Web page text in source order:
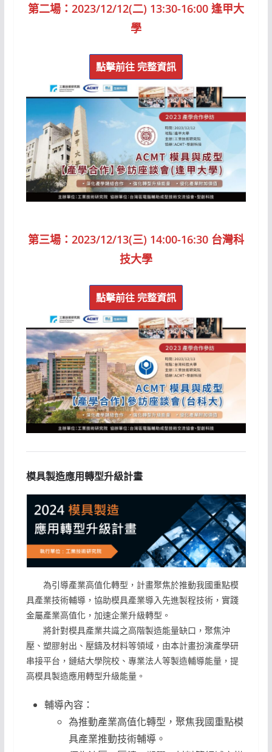
第二場： 2023/12/12(二) 13:30-16:00 逢甲大
學
點擊前往完整資訊
第三場： 2023/12/13(三) 14:00-16:30 台灣科
技大學
點擊前往完整資訊
模具製造應用轉型升級計畫
為引導產業高值化轉型，計畫聚焦於推動我國重點模
具產業技術輔導，協助模具產業導入先進製程技術，實踐
金屬產業高值化，加速企業升級轉型。
將針對模具產業共識之高階製造能量缺口，聚焦沖
壓、塑膠射出、壓鑄及材料等領域，由本計畫扮演產學研
串接平台，鏈結大學院校、專業法人等製造輔導能量，提
高模具製造應用轉型升級能量。
輔導內容：
為推動產業高值化轉型，聚焦我國重點模
具產業推動技術輔導。